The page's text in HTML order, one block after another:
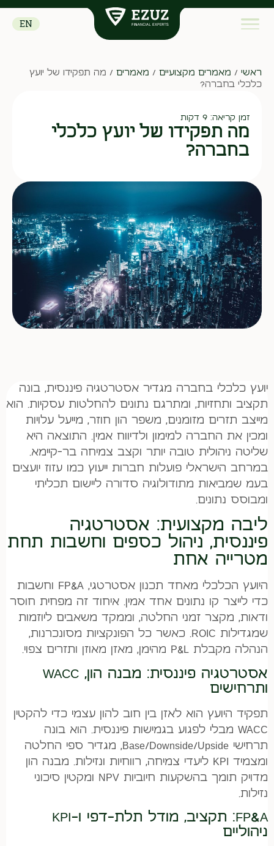
EN
ראשי / מאמרים מקצועיים / מאמרים / מה תפקידו של יועץ
כלכלי בחברה?
זמן קריאה: 9 דקות
מה תפקידו של יועץ כלכלי
בחברה?
יועץ כלכלי בחברה מגדיר אסטרטגיה פיננסית, בונה
תקציב ותחזיות, ומתרגם נתונים להחלטות עסקיות. הוא
מייצב תזרים מזומנים, משפר הון חוזר, מייעל עלויות
ומכין את החברה למימון ולדיווח אמין. התוצאה היא
שליטה ניהולית טובה יותר וקצב צמיחה בר-קיימא.
במרחב הישראלי פועלות חברות ייעוץ כמו עזוז יועצים
בעמ שמביאות מתודולוגיה סדורה ליישום תכליתי
ומבוסס נתונים.
ליבה מקצועית: אסטרטגיה
פיננסית, ניהול כספים וחשבות תחת
מטרייה אחת
היועץ הכלכלי מאחד תכנון אסטרטגי, FP&A וחשבות
כדי לייצר קו נתונים אחד אמין. איחוד זה מפחית חוסר
ודאות, מקצר זמני החלטה, וממקד משאבים ליוזמות
שמגדילות ROIC. כאשר כל הפונקציות מסונכרנות,
הנהלה מקבלת P&L מהימן, מאזן מאוזן ותזרים צפוי.
אסטרטגיה פיננסית: מבנה הון, WACC
ותרחישים
תפקיד היועץ הוא לאזן בין חוב להון עצמי כדי להקטין
WACC מבלי לפגוע בגמישות פיננסית. הוא בונה
תרחישי Base/Downside/Upside, מגדיר ספי החלטה
ומצמיד KPI ליעדי צמיחה, רווחיות ונזילות. מבנה הון
מדויק תומך בהשקעות חיוביות NPV ומקטין סיכוני
נזילות.
FP&A: תקציב, מודל תלת-דפי ו-KPI
ניהוליים